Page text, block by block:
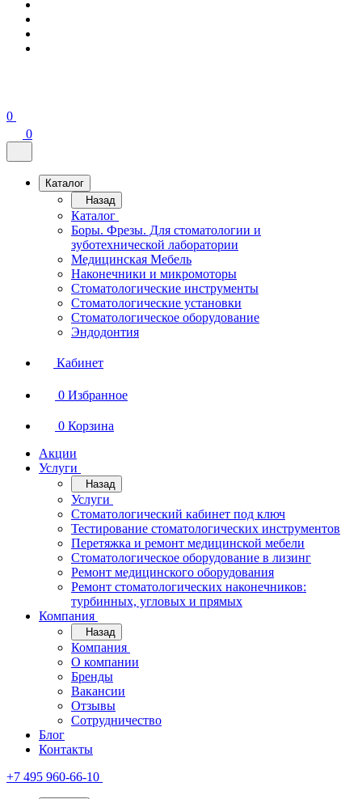
0
0
Каталог
Назад
Каталог
Боры. Фрезы. Для стоматологии и
зуботехнической лаборатории
Медицинская Мебель
Наконечники и микромоторы
Стоматологические инструменты
Стоматологические установки
Стоматологическое оборудование
Эндодонтия
Кабинет
0 Избранное
0 Корзина
Акции
Услуги
Назад
Услуги
Стоматологический кабинет под ключ
Тестирование стоматологических инструментов
Перетяжка и ремонт медицинской мебели
Стоматологическое оборудование в лизинг
Ремонт медицинского оборудования
Ремонт стоматологических наконечников:
турбинных, угловых и прямых
Компания
Назад
Компания
О компании
Бренды
Вакансии
Отзывы
Сотрудничество
Блог
Контакты
+7 495 960-66-10